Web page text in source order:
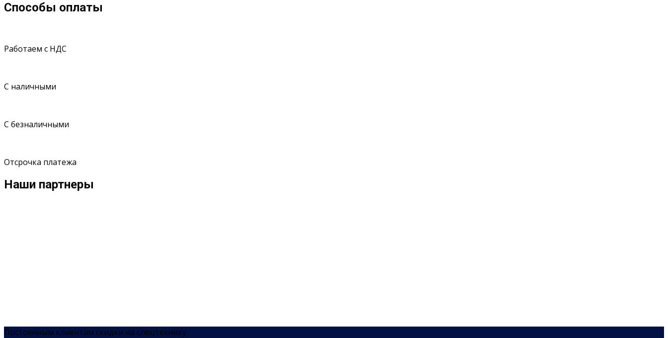
Способы оплаты
Работаем с НДС
С наличными
С безналичными
Отсрочка платежа
Наши партнеры
Постоянным клиентам скидки на спецтехнику